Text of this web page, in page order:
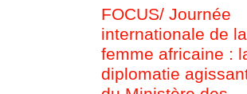
FOCUS/ Journée
internationale de la
femme africaine :
diplomatie